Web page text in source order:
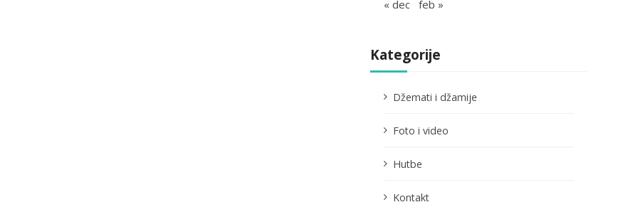
« dec feb »
Kategorije
Džemati i džamije
Foto i video
Hutbe
Kontakt